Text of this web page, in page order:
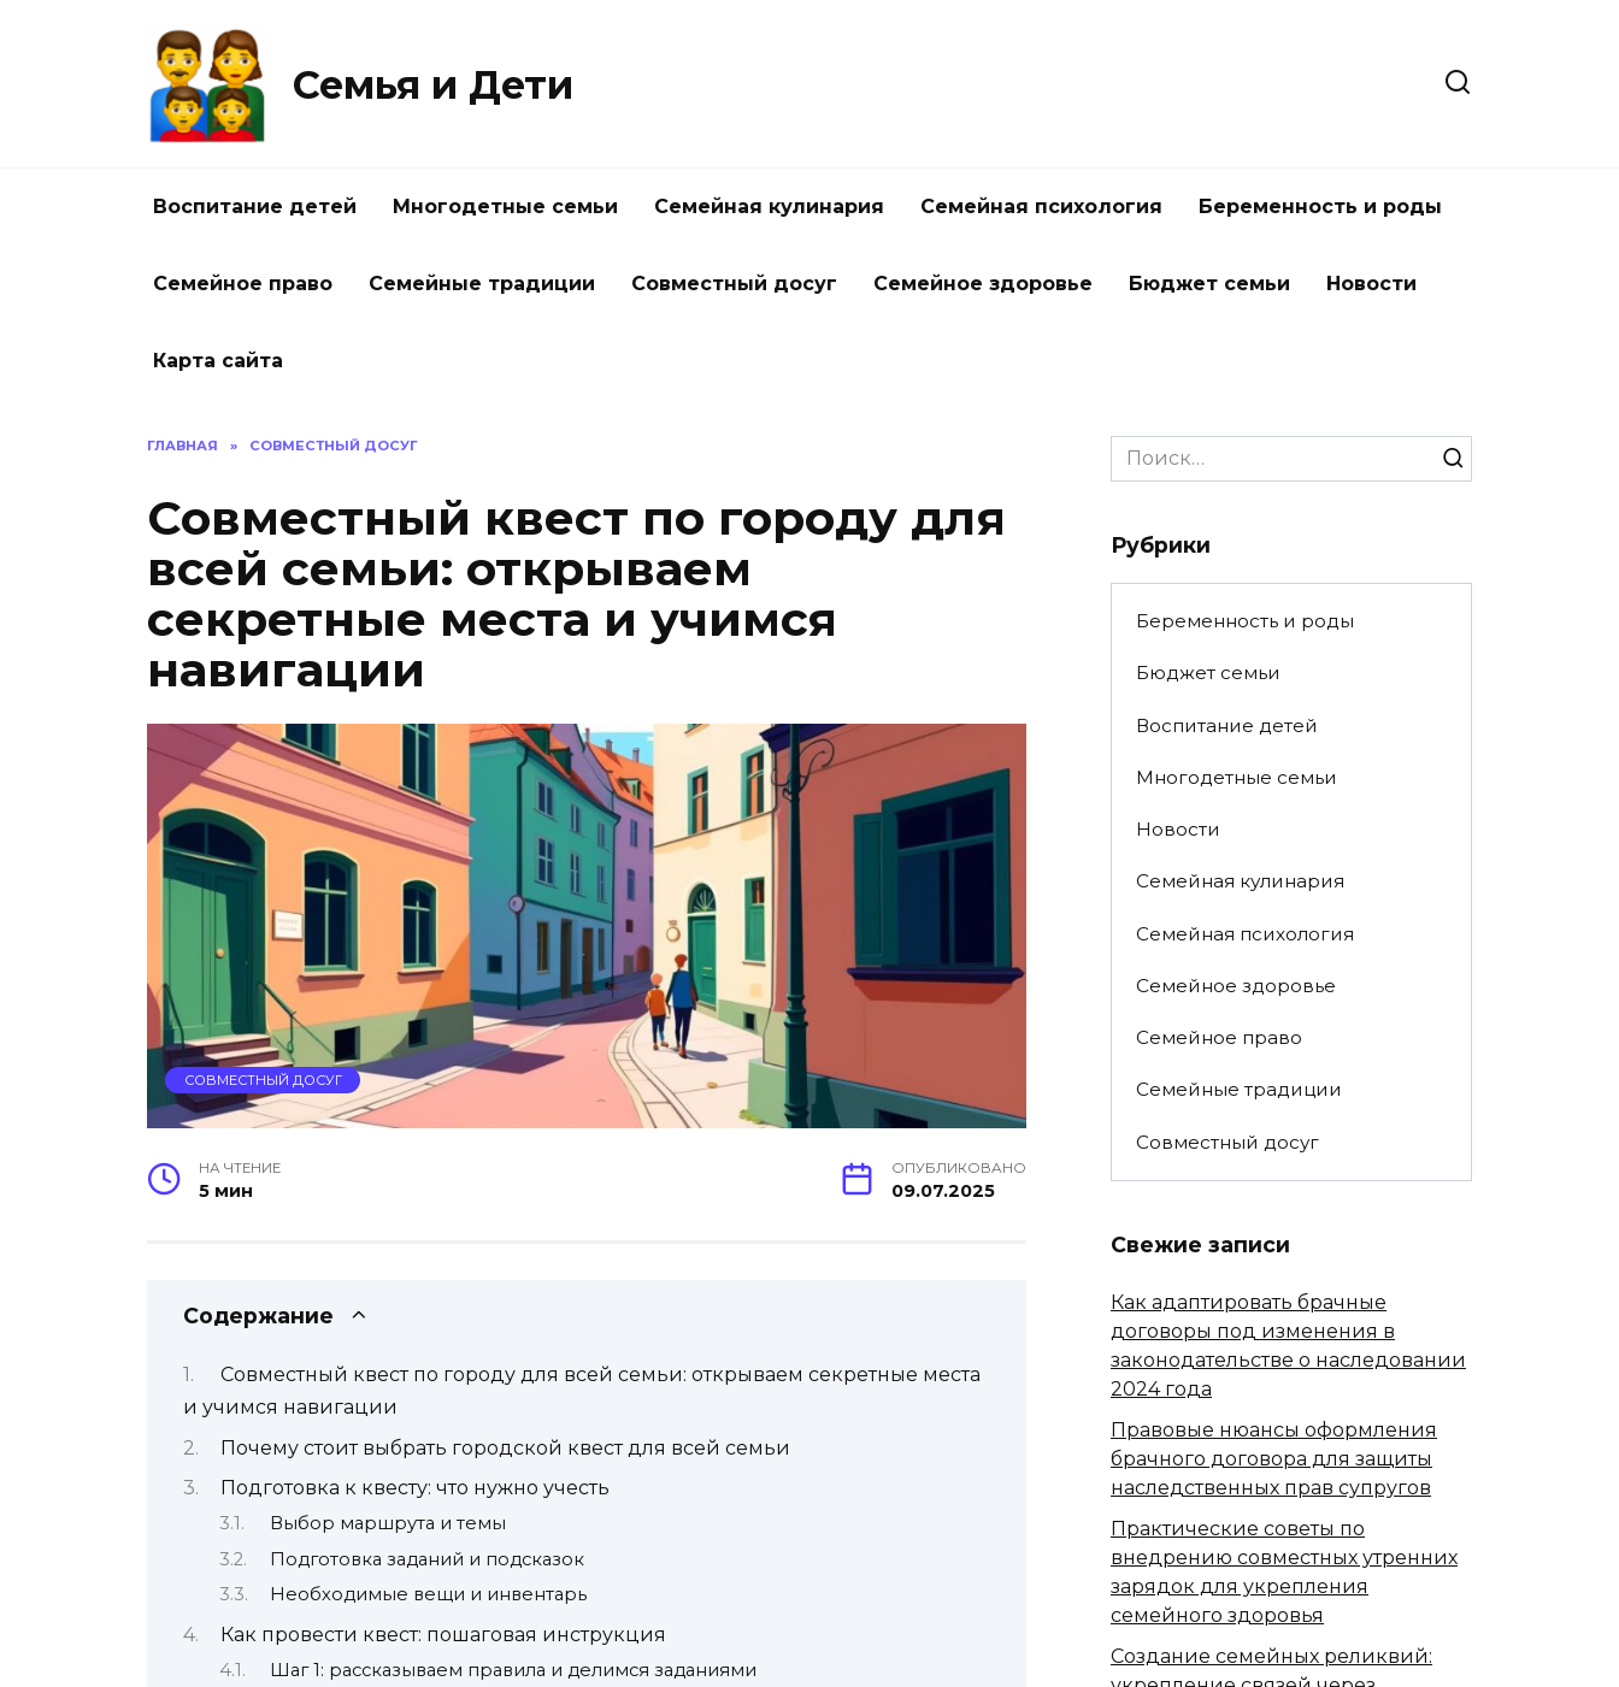
Семья и Дети
Воспитание детей Многодетные семьи Семейная кулинария Семейная психология Беременность и роды
Семейное право Семейные традиции Совместный досуг Семейное здоровье Бюджет семьи Новости
Карта сайта
ГЛАВНАЯ » СОВМЕСТНЫЙ ДОСУГ
Совместный квест по городу для
всей семьи: открываем
секретные места и учимся
навигации
СОВМЕСТНЫЙ ДОСУГ
НА ЧТЕНИЕ
5 мин
ОПУБЛИКОВАНО
09.07.2025
Содержание
Совместный квест по городу для всей семьи: открываем секретные места
и учимся навигации
Почему стоит выбрать городской квест для всей семьи
Подготовка к квесту: что нужно учесть
Выбор маршрута и темы
Подготовка заданий и подсказок
Необходимые вещи и инвентарь
Как провести квест: пошаговая инструкция
Шаг 1: рассказываем правила и делимся заданиями
Search
for:
Рубрики
Беременность и роды
Бюджет семьи
Воспитание детей
Многодетные семьи
Новости
Семейная кулинария
Семейная психология
Семейное здоровье
Семейное право
Семейные традиции
Совместный досуг
Свежие записи
Как адаптировать брачные
договоры под изменения в
законодательстве о наследовании
2024 года
Правовые нюансы оформления
брачного договора для защиты
наследственных прав супругов
Практические советы по
внедрению совместных утренних
зарядок для укрепления
семейного здоровья
Создание семейных реликвий: